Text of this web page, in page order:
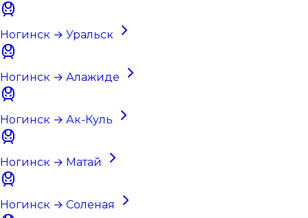
Ногинск → Уральск
Ногинск → Алажиде
Ногинск → Ак-Куль
Ногинск → Матай
Ногинск → Соленая